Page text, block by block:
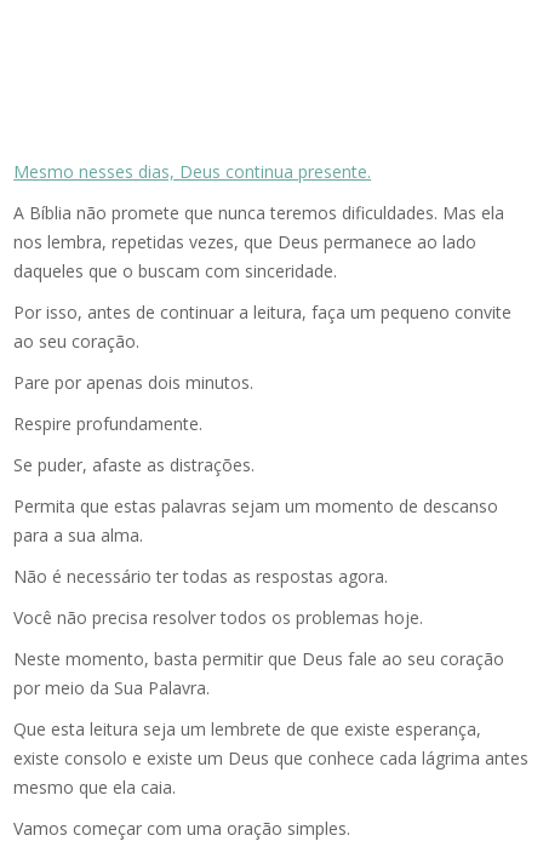
Mesmo nesses dias, Deus continua presente.
A Bíblia não promete que nunca teremos dificuldades. Mas ela
nos lembra, repetidas vezes, que Deus permanece ao lado
daqueles que o buscam com sinceridade.
Por isso, antes de continuar a leitura, faça um pequeno convite
ao seu coração.
Pare por apenas dois minutos.
Respire profundamente.
Se puder, afaste as distrações.
Permita que estas palavras sejam um momento de descanso
para a sua alma.
Não é necessário ter todas as respostas agora.
Você não precisa resolver todos os problemas hoje.
Neste momento, basta permitir que Deus fale ao seu coração
por meio da Sua Palavra.
Que esta leitura seja um lembrete de que existe esperança,
existe consolo e existe um Deus que conhece cada lágrima antes
mesmo que ela caia.
Vamos começar com uma oração simples.